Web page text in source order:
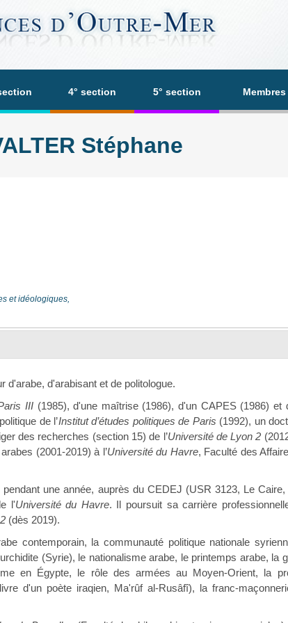
4° section 5° section
Stéphane
et idéologiques,
d'arabe, d'arabisant et de politologue.
III(1985), d'une maîtrise (1986), d'un CAPES (1986) et
de l’Institut d’études politiques de Paris (1992), un
des recherches (section 15) de l’Université de Lyon 2
(2001-2019) à l’Université du Havre, Faculté des
une année, auprès du CEDEJ (USR 3123, Le
l'Université du Havre. Il poursuit sa carrière
(dès 2019).
contemporain, la communauté politique nationale
(Syrie), le nationalisme arabe, le printemps arabe, la
en Égypte, le rôle des armées au Moyen-Orient, la
d'un poète iraqien, Ma'rûf al-Rusâfî), la franc-